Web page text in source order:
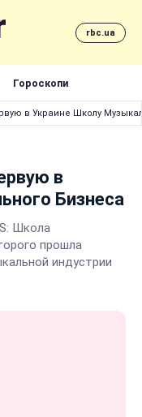
rbc.ua
Гороскопи
в Украине Школу
в
Бизнеса
Школа
прошла
индустрии